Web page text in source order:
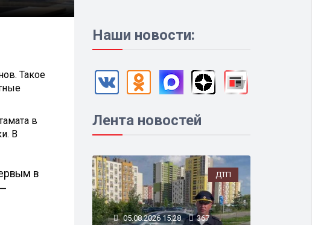
Такое
в
В
в
Наши новости:
Лента новостей
ДТП
05.08.2026 15:28 367